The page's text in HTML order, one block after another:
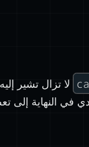
لا تزال تشير
في النهاية إلى